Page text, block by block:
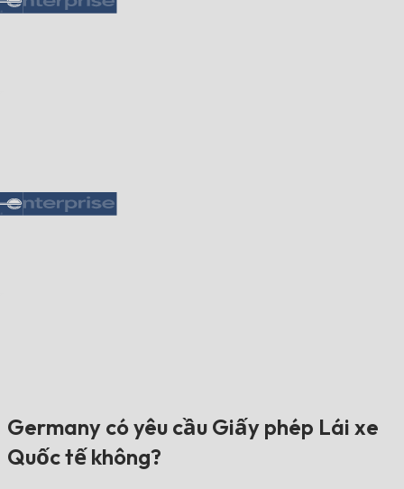
Germany có yêu cầu Giấy phép Lái xe
Quốc tế không?